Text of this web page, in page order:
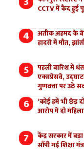
CCTV में कैद हुई
अतीक अहमद के
हादसे में मौत,
पहली बारिश में
एक्सप्रेसवे,
गुणवत्ता पर उठे
‘कोई हमें भी छेड़
आरोप मे दो
केंद्र सरकार में
सौंपी गई शिक्षा